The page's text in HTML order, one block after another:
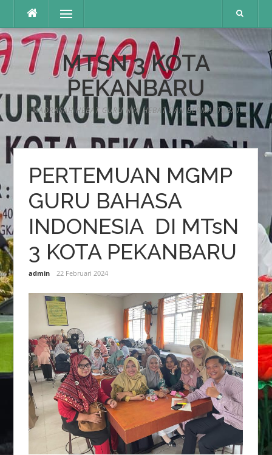
konten
Menu
MTSN 3 KOTA
PEKANBARU
MADRASAH HEBAT GURU NYA HEBAT DAN BERMARTABAT
PERTEMUAN MGMP
GURU BAHASA
INDONESIA DI MTsN
3 KOTA PEKANBARU
admin 22 Februari 2024